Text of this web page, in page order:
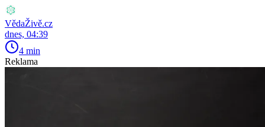
VědaŽivě.cz
dnes, 04:39
4 min
Reklama